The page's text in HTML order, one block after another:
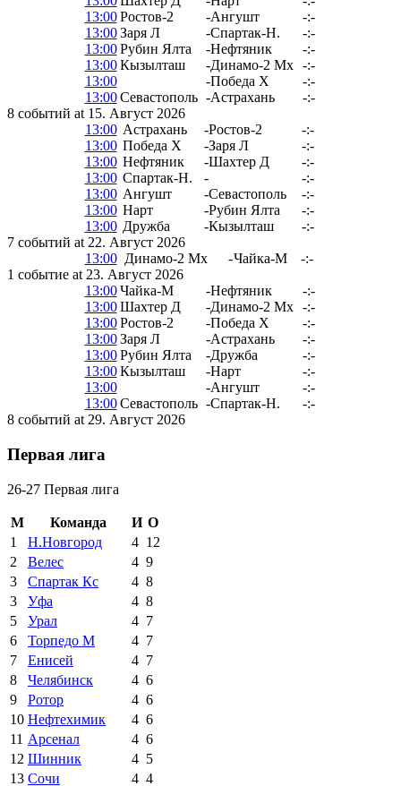
13:00 Ростов-2 -Ангушт
-:-
13:00 Заря Л -Спартак-Н.
-:-
13:00 Рубин Ялта -Нефтяник
-:-
13:00 Кызылташ -Динамо-2 Мх
-:-
13:00
-Победа Х
-:-
13:00 Севастополь -Астрахань
-:-
8 событий at 15. Август 2026
13:00 Астрахань -Ростов-2
-:-
13:00 Победа Х -Заря Л
-:-
13:00 Нефтяник -Шахтер Д
-:-
13:00 Спартак-Н. -
-:-
13:00 Ангушт -Севастополь
-:-
13:00 Нарт -Рубин Ялта
-:-
13:00 Дружба -Кызылташ
-:-
7 событий at 22. Август 2026
13:00 Динамо-2 Мх -Чайка-М
-:-
1 событие at 23. Август 2026
13:00 Чайка-М -Нефтяник
-:-
13:00 Шахтер Д -Динамо-2 Мх
-:-
13:00 Ростов-2 -Победа Х
-:-
13:00 Заря Л -Астрахань
-:-
13:00 Рубин Ялта -Дружба
-:-
13:00 Кызылташ -Нарт
-:-
13:00
-Ангушт
-:-
13:00 Севастополь -Спартак-Н.
-:-
8 событий at 29. Август 2026
Первая лига
26-27 Первая лига
М Команда И О
1
Н.Новгород 4 12
2
Велес 4 9
3
Спартак Кс 4 8
3
Уфа 4 8
5
Урал 4 7
6
Торпедо М 4 7
7
Енисей 4 7
8
Челябинск 4 6
9
Ротор 4 6
10 Нефтехимик 4 6
11 Арсенал 4 6
12 Шинник 4 5
13 Сочи 4 4